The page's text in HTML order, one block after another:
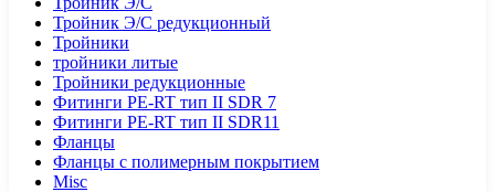
Тройник Э/С редукционный
Тройники
тройники литые
Тройники редукционные
Фитинги PE-RT тип II SDR 7
Фитинги PE-RT тип II SDR11
Фланцы
Фланцы с полимерным покрытием
Misc